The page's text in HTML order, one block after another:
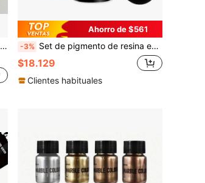
Ahorro de $561
-3% Set de pigmento de resina epoxi negro y blanco de alta concentración, 1.01oz cada uno - Colores opacos vibrantes para arte en resina, joyería y manualidades, pasta de color
$18.129
Clientes habituales